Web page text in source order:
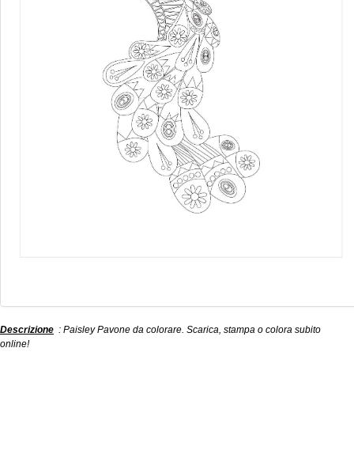
Descrizione : Paisley Pavone da colorare. Scarica, stampa o colora subito
online!